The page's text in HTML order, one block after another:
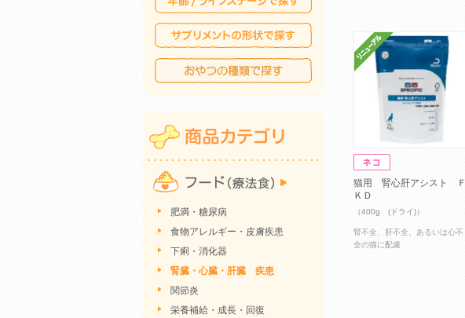
猫用 腎心肝アシスト Ｆ
ＫＤ
（400g (ドライ)）
腎不全、肝不全、あるいは心不
全の猫に配慮
肥満・糖尿病
食物アレルギー・皮膚疾患
下痢・消化器
腎臓・心臓・肝臓 疾患
関節炎
栄養補給・成長・回復